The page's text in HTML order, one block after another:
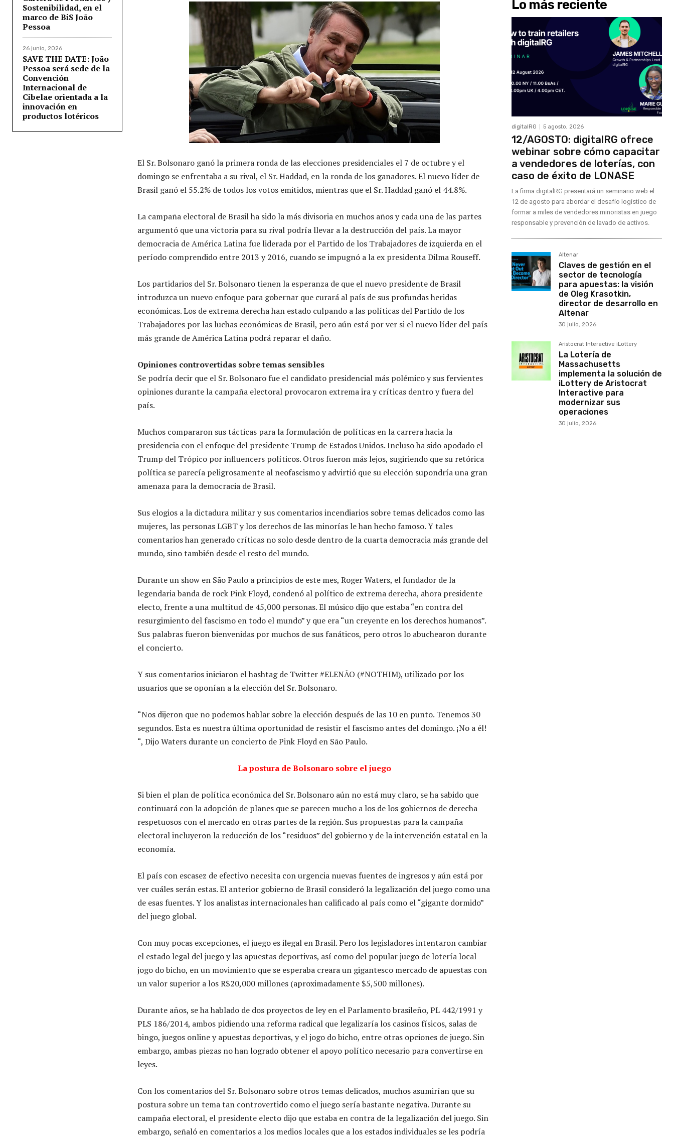
Sostenibilidad, en el
marco de BiS João
Pessoa
26 junio, 2026
SAVE THE DATE: João
Pessoa será sede de la
Convención
Internacional de
Cibelae orientada a la
innovación en
productos lotéricos
El Sr. Bolsonaro ganó la primera ronda de las elecciones presidenciales el 7 de octubre y el
domingo se enfrentaba a su rival, el Sr. Haddad, en la ronda de los ganadores. El nuevo líder de
Brasil ganó el 55.2% de todos los votos emitidos, mientras que el Sr. Haddad ganó el 44.8%.
La campaña electoral de Brasil ha sido la más divisoria en muchos años y cada una de las partes
argumentó que una victoria para su rival podría llevar a la destrucción del país. La mayor
democracia de América Latina fue liderada por el Partido de los Trabajadores de izquierda en el
período comprendido entre 2013 y 2016, cuando se impugnó a la ex presidenta Dilma Rouseff.
Los partidarios del Sr. Bolsonaro tienen la esperanza de que el nuevo presidente de Brasil
introduzca un nuevo enfoque para gobernar que curará al país de sus profundas heridas
económicas. Los de extrema derecha han estado culpando a las políticas del Partido de los
Trabajadores por las luchas económicas de Brasil, pero aún está por ver si el nuevo líder del país
más grande de América Latina podrá reparar el daño.
Opiniones controvertidas sobre temas sensibles
Se podría decir que el Sr. Bolsonaro fue el candidato presidencial más polémico y sus fervientes
opiniones durante la campaña electoral provocaron extrema ira y críticas dentro y fuera del
país.
Muchos compararon sus tácticas para la formulación de políticas en la carrera hacia la
presidencia con el enfoque del presidente Trump de Estados Unidos. Incluso ha sido apodado el
Trump del Trópico por influencers políticos. Otros fueron más lejos, sugiriendo que su retórica
política se parecía peligrosamente al neofascismo y advirtió que su elección supondría una gran
amenaza para la democracia de Brasil.
Sus elogios a la dictadura militar y sus comentarios incendiarios sobre temas delicados como las
mujeres, las personas LGBT y los derechos de las minorías le han hecho famoso. Y tales
comentarios han generado críticas no solo desde dentro de la cuarta democracia más grande del
mundo, sino también desde el resto del mundo.
Durante un show en São Paulo a principios de este mes, Roger Waters, el fundador de la
legendaria banda de rock Pink Floyd, condenó al político de extrema derecha, ahora presidente
electo, frente a una multitud de 45,000 personas. El músico dijo que estaba “en contra del
resurgimiento del fascismo en todo el mundo” y que era “un creyente en los derechos humanos”.
Sus palabras fueron bienvenidas por muchos de sus fanáticos, pero otros lo abuchearon durante
el concierto.
Y sus comentarios iniciaron el hashtag de Twitter #ELENÃO (#NOTHIM), utilizado por los
usuarios que se oponían a la elección del Sr. Bolsonaro.
“Nos dijeron que no podemos hablar sobre la elección después de las 10 en punto. Tenemos 30
segundos. Esta es nuestra última oportunidad de resistir el fascismo antes del domingo. ¡No a él!
“, Dijo Waters durante un concierto de Pink Floyd en São Paulo.
La postura de Bolsonaro sobre el juego
Si bien el plan de política económica del Sr. Bolsonaro aún no está muy claro, se ha sabido que
continuará con la adopción de planes que se parecen mucho a los de los gobiernos de derecha
respetuosos con el mercado en otras partes de la región. Sus propuestas para la campaña
electoral incluyeron la reducción de los “residuos” del gobierno y de la intervención estatal en la
economía.
El país con escasez de efectivo necesita con urgencia nuevas fuentes de ingresos y aún está por
ver cuáles serán estas. El anterior gobierno de Brasil consideró la legalización del juego como una
de esas fuentes. Y los analistas internacionales han calificado al país como el “gigante dormido”
del juego global.
Con muy pocas excepciones, el juego es ilegal en Brasil. Pero los legisladores intentaron cambiar
el estado legal del juego y las apuestas deportivas, así como del popular juego de lotería local
jogo do bicho, en un movimiento que se esperaba creara un gigantesco mercado de apuestas con
un valor superior a los R$20,000 millones (aproximadamente $5,500 millones).
Durante años, se ha hablado de dos proyectos de ley en el Parlamento brasileño, PL 442/1991 y
PLS 186/2014, ambos pidiendo una reforma radical que legalizaría los casinos físicos, salas de
bingo, juegos online y apuestas deportivas, y el jogo do bicho, entre otras opciones de juego. Sin
embargo, ambas piezas no han logrado obtener el apoyo político necesario para convertirse en
leyes.
Con los comentarios del Sr. Bolsonaro sobre otros temas delicados, muchos asumirían que su
postura sobre un tema tan controvertido como el juego sería bastante negativa. Durante su
campaña electoral, el presidente electo dijo que estaba en contra de la legalización del juego. Sin
embargo, señaló en comentarios a los medios locales que a los estados individuales se les podría
Lo más reciente
digitalRG 5 agosto, 2026
12/AGOSTO: digitalRG ofrece
webinar sobre cómo capacitar
a vendedores de loterías, con
caso de éxito de LONASE
La firma digitalRG presentará un seminario web el
12 de agosto para abordar el desafío logístico de
formar a miles de vendedores minoristas en juego
responsable y prevención de lavado de activos.
Altenar
Claves de gestión en el
sector de tecnología
para apuestas: la visión
de Oleg Krasotkin,
director de desarrollo en
Altenar
30 julio, 2026
Aristocrat Interactive iLottery
La Lotería de
Massachusetts
implementa la solución de
iLottery de Aristocrat
Interactive para
modernizar sus
operaciones
30 julio, 2026